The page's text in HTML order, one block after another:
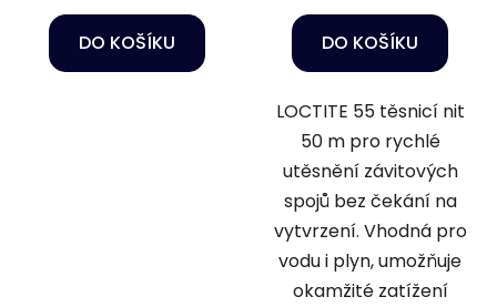
DO KOŠÍKU DO KOŠÍKU
LOCTITE 55 těsnicí nit
50 m pro rychlé
utěsnění závitových
spojů bez čekání na
vytvrzení. Vhodná pro
vodu i plyn, umožňuje
okamžité zatížení